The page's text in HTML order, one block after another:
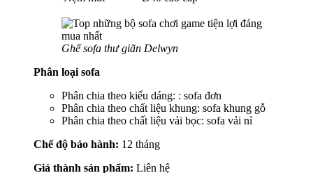
Ghế sofa thư giãn Delwyn
Phân loại sofa
Phân chia theo kiểu dáng: : sofa đơn
Phân chia theo chất liệu khung: sofa khung gỗ
Phân chia theo chất liệu vải bọc: sofa vải nỉ
Chế độ bảo hành: 12 tháng
Giá thành sản phẩm: Liên hệ